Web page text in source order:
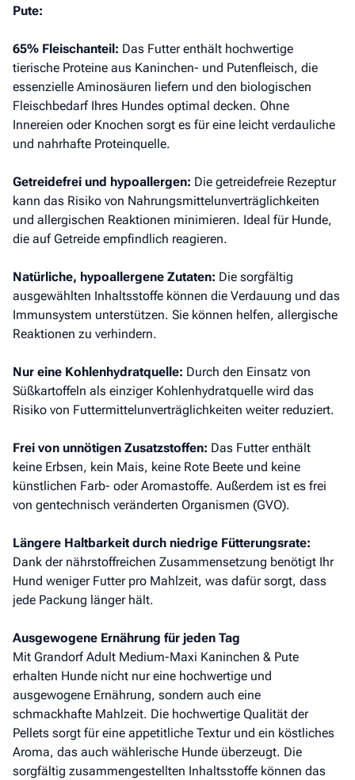
Pute:
65% Fleischanteil: Das Futter enthält hochwertige
tierische Proteine aus Kaninchen- und Putenfleisch, die
essenzielle Aminosäuren liefern und den biologischen
Fleischbedarf Ihres Hundes optimal decken. Ohne
Innereien oder Knochen sorgt es für eine leicht verdauliche
und nahrhafte Proteinquelle.
Getreidefrei und hypoallergen: Die getreidefreie Rezeptur
kann das Risiko von Nahrungsmittelunverträglichkeiten
und allergischen Reaktionen minimieren. Ideal für Hunde,
die auf Getreide empfindlich reagieren.
Natürliche, hypoallergene Zutaten: Die sorgfältig
ausgewählten Inhaltsstoffe können die Verdauung und das
Immunsystem unterstützen. Sie können helfen, allergische
Reaktionen zu verhindern.
Nur eine Kohlenhydratquelle: Durch den Einsatz von
Süßkartoffeln als einziger Kohlenhydratquelle wird das
Risiko von Futtermittelunverträglichkeiten weiter reduziert.
Frei von unnötigen Zusatzstoffen: Das Futter enthält
keine Erbsen, kein Mais, keine Rote Beete und keine
künstlichen Farb- oder Aromastoffe. Außerdem ist es frei
von gentechnisch veränderten Organismen (GVO).
Längere Haltbarkeit durch niedrige Fütterungsrate:
Dank der nährstoffreichen Zusammensetzung benötigt Ihr
Hund weniger Futter pro Mahlzeit, was dafür sorgt, dass
jede Packung länger hält.
Ausgewogene Ernährung für jeden Tag
Mit Grandorf Adult Medium-Maxi Kaninchen & Pute
erhalten Hunde nicht nur eine hochwertige und
ausgewogene Ernährung, sondern auch eine
schmackhafte Mahlzeit. Die hochwertige Qualität der
Pellets sorgt für eine appetitliche Textur und ein köstliches
Aroma, das auch wählerische Hunde überzeugt. Die
sorgfältig zusammengestellten Inhaltsstoffe können das